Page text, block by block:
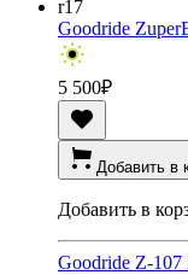
r17
Goodride
5 500₽
Добавить в
Добавить в
Goodride Z-107